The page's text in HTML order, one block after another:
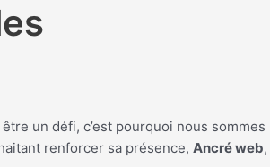
un défi, c’est pourquoi nous sommes
renforcer sa présence, Ancré web,